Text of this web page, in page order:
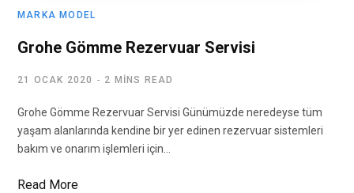
MARKA MODEL
Grohe Gömme Rezervuar Servisi
21 OCAK 2020 2 MINS READ
Grohe Gömme Rezervuar Servisi Günümüzde neredeyse tüm
yaşam alanlarında kendine bir yer edinen rezervuar sistemleri
bakım ve onarım işlemleri için…
Read More